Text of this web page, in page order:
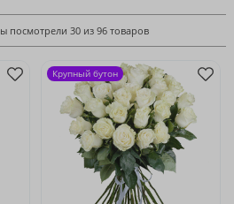
посмотрели 30 из 96 товаров
Крупный бутон